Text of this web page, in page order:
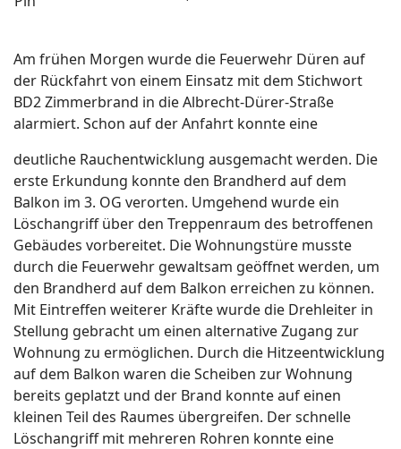
Am frühen Morgen wurde die Feuerwehr Düren auf
der Rückfahrt von einem Einsatz mit dem Stichwort
BD2 Zimmerbrand in die Albrecht-Dürer-Straße
alarmiert. Schon auf der Anfahrt konnte eine
deutliche Rauchentwicklung ausgemacht werden. Die
erste Erkundung konnte den Brandherd auf dem
Balkon im 3. OG verorten. Umgehend wurde ein
Löschangriff über den Treppenraum des betroffenen
Gebäudes vorbereitet. Die Wohnungstüre musste
durch die Feuerwehr gewaltsam geöffnet werden, um
den Brandherd auf dem Balkon erreichen zu können.
Mit Eintreffen weiterer Kräfte wurde die Drehleiter in
Stellung gebracht um einen alternative Zugang zur
Wohnung zu ermöglichen. Durch die Hitzeentwicklung
auf dem Balkon waren die Scheiben zur Wohnung
bereits geplatzt und der Brand konnte auf einen
kleinen Teil des Raumes übergreifen. Der schnelle
Löschangriff mit mehreren Rohren konnte eine